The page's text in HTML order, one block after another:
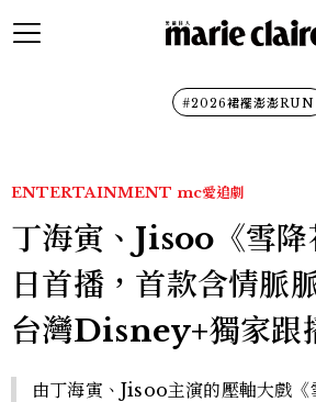
#2026裙襬澎澎RUN
ENTERTAINMENT mc愛追劇
丁海寅、Jisoo《雪降
日首播，首款含情脈
台灣Disney+獨家跟
由丁海寅、Jisoo主演的壓軸大戲《